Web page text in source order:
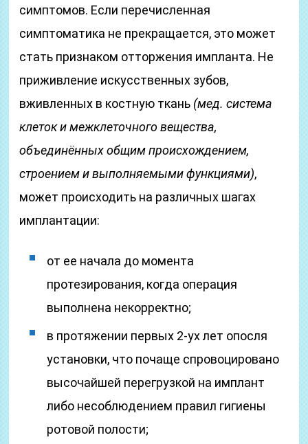
симптомов. Если перечисленная
симптоматика не прекращается, это может
стать признаком отторжения импланта. Не
приживление искусственных зубов,
вживленных в костную ткань (мед. система
клеток и межклеточного вещества,
объединённых общим происхождением,
строением и выполняемыми функциями),
может происходить на различных шагах
имплантации:
от ее начала до момента
протезирования, когда операция
выполнена некорректно;
в протяжении первых 2-ух лет опосля
установки, что почаще спровоцировано
высочайшей перегрузкой на имплант
либо несоблюдением правил гигиены
ротовой полости;